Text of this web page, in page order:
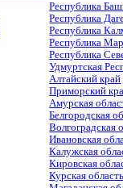
Республика
Республика
Республика
Республика
Республика
Удмуртская
Алтайский край
Приморский
Амурская
Белгородская
Волгоградская
Ивановская
Калужская
Кировская
Курская